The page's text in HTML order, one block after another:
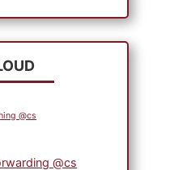
@cs
@cs